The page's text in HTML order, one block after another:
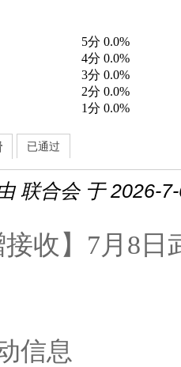
5分 0.0%
4分 0.0%
3分 0.0%
2分 0.0%
1分 0.0%
已通过
联合会 于 2026-
接收】7月8
信息